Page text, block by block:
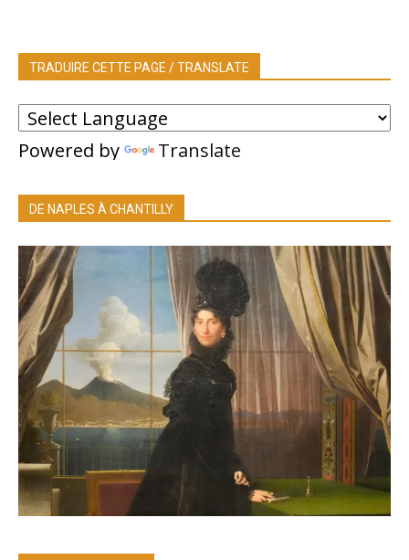
TRADUIRE CETTE PAGE / TRANSLATE
Powered by Translate
DE NAPLES À CHANTILLY